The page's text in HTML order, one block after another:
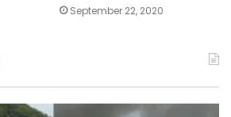
September 22, 2020